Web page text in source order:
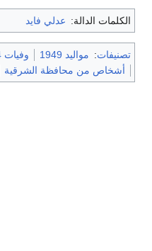
الكلمات الدالة: عدلي فايد
تصنيفات: مواليد 1949
وفيات 2024
أشخاص من محافظة الشرقية